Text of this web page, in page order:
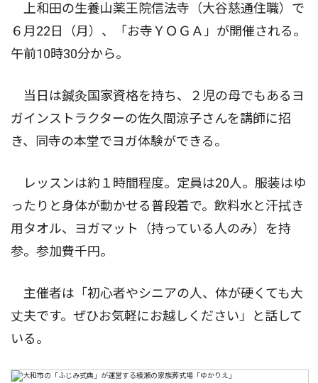
上和田の生養山薬王院信法寺（大谷慈通住職）で
６月22日（月）、「お寺ＹＯＧＡ」が開催される。
午前10時30分から。
当日は鍼灸国家資格を持ち、２児の母でもあるヨ
ガインストラクターの佐久間涼子さんを講師に招
き、同寺の本堂でヨガ体験ができる。
レッスンは約１時間程度。定員は20人。服装はゆ
ったりと身体が動かせる普段着で。飲料水と汗拭き
用タオル、ヨガマット（持っている人のみ）を持
参。参加費千円。
主催者は「初心者やシニアの人、体が硬くても大
丈夫です。ぜひお気軽にお越しください」と話して
いる。